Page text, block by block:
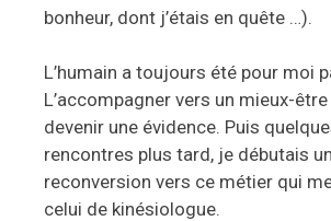
bonheur, dont j’étais en quête …).
L’humain a toujours été pour moi
L’accompagner vers un mieux-
devenir une évidence. Puis
rencontres plus tard, je débutais
reconversion vers ce métier qui
celui de kinésiologue.